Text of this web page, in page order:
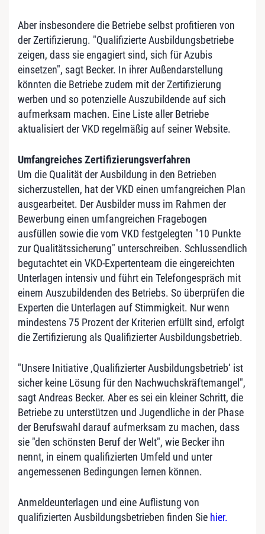
Aber insbesondere die Betriebe selbst profitieren von
der Zertifizierung. "Qualifizierte Ausbildungsbetriebe
zeigen, dass sie engagiert sind, sich für Azubis
einsetzen", sagt Becker. In ihrer Außendarstellung
könnten die Betriebe zudem mit der Zertifizierung
werben und so potenzielle Auszubildende auf sich
aufmerksam machen. Eine Liste aller Betriebe
aktualisiert der VKD regelmäßig auf seiner Website.
Umfangreiches Zertifizierungsverfahren
Um die Qualität der Ausbildung in den Betrieben
sicherzustellen, hat der VKD einen umfangreichen Plan
ausgearbeitet. Der Ausbilder muss im Rahmen der
Bewerbung einen umfangreichen Fragebogen
ausfüllen sowie die vom VKD festgelegten "10 Punkte
zur Qualitätssicherung" unterschreiben. Schlussendlich
begutachtet ein VKD-Expertenteam die eingereichten
Unterlagen intensiv und führt ein Telefongespräch mit
einem Auszubildenden des Betriebs. So überprüfen die
Experten die Unterlagen auf Stimmigkeit. Nur wenn
mindestens 75 Prozent der Kriterien erfüllt sind, erfolgt
die Zertifizierung als Qualifizierter Ausbildungsbetrieb.
"Unsere Initiative ‚Qualifizierter Ausbildungsbetrieb‘ ist
sicher keine Lösung für den Nachwuchskräftemangel",
sagt Andreas Becker. Aber es sei ein kleiner Schritt, die
Betriebe zu unterstützen und Jugendliche in der Phase
der Berufswahl darauf aufmerksam zu machen, dass
sie "den schönsten Beruf der Welt", wie Becker ihn
nennt, in einem qualifizierten Umfeld und unter
angemessenen Bedingungen lernen können.
Anmeldeunterlagen und eine Auflistung von
qualifizierten Ausbildungsbetrieben finden Sie hier.